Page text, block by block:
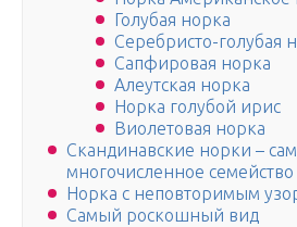
Голубая норка
Серебристо-голубая
Сапфировая норка
Алеутская норка
Норка голубой ирис
Виолетовая норка
Скандинавские норки –
многочисленное семейство
Норка с неповторимым
Самый роскошный вид